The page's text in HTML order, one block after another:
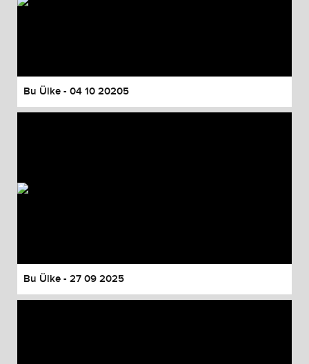
Bu Ülke - 04 10 20205
Bu Ülke - 27 09 2025